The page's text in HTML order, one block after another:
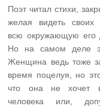
Поэт читал стихи,
желая видеть своих
всю окружающую его
Но на самом деле
Женщина ведь тоже
время поцелуя, но
что она не хочет
человека или,